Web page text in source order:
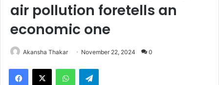
air pollution foretells an
economic one
Akansha Thakar November 22, 2024 0
Facebook
X WhatsAppTelegram